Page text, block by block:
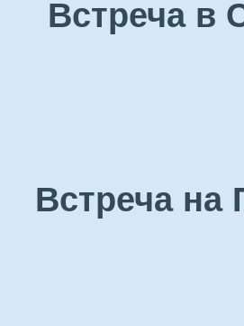
Встреча в
Встреча на